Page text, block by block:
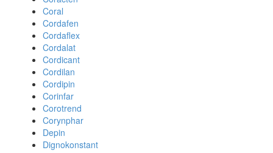
Coral
Cordafen
Cordaflex
Cordalat
Cordicant
Cordilan
Cordipin
Corinfar
Corotrend
Corynphar
Depin
Dignokonstant